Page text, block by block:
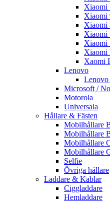
Xiaomi
Xiaomi
Xiaomi
Xiaomi
Xiaomi
Xiaomi
Xaomi
Lenovo
Lenovo
Microsoft /
Motorola
Universala
Hållare & Fästen
Mobilhållare
Mobilhållare
Mobilhållare
Mobilhållare
Selfie
Övriga hållare
Laddare & Kablar
Ciggladdare
Hemladdare